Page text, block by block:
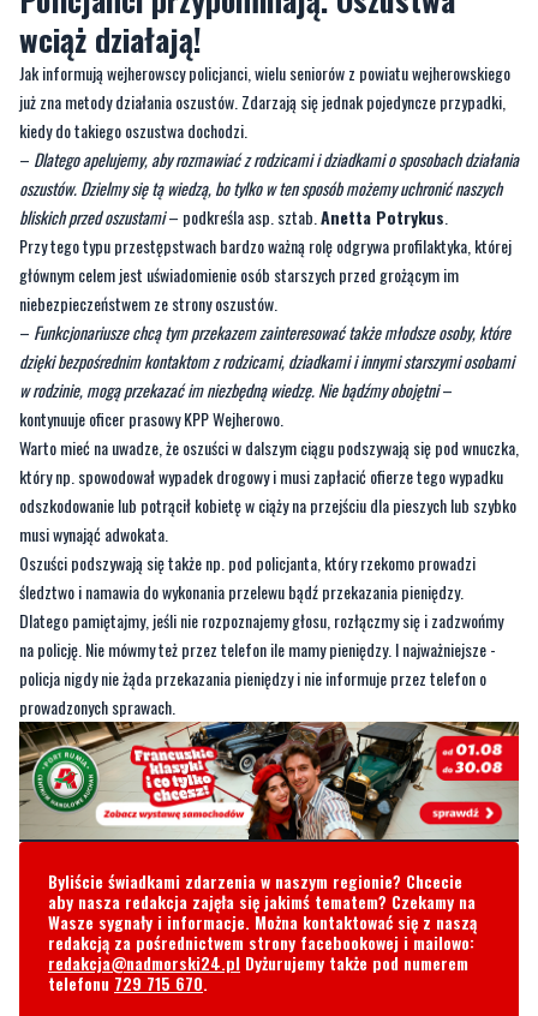
już zna metody działania oszustów. Zdarzają się jednak pojedyncze przypadki,
kiedy do takiego oszustwa dochodzi.
–Dlatego apelujemy, aby rozmawiać z rodzicami i dziadkami o sposobach działania
oszustów. Dzielmy się tą wiedzą, bo tylko w ten sposób możemy uchronić naszych
bliskich przed oszustami– podkreśla asp. sztab.
Przy tego typu przestępstwach bardzo ważną rolę odgrywa profilaktyka, której
głównym celem jest uświadomienie osób starszych przed grożącym im
niebezpieczeństwem ze strony oszustów.
–Funkcjonariusze chcą tym przekazem zainteresować także młodsze osoby, które
dzięki bezpośrednim kontaktom z rodzicami, dziadkami i innymi starszymi osobami
w rodzinie, mogą przekazać im niezbędną wiedzę. Nie bądźmy obojętni
kontynuuje oficer prasowy KPP Wejherowo.
Warto mieć na uwadze, że oszuści w dalszym ciągu podszywają się pod wnuczka,
który np. spowodował wypadek drogowy i musi zapłacić ofierze tego wypadku
odszkodowanie lub potrącił kobietę w ciąży na przejściu dla pieszych lub szybko
musi wynająć adwokata.
Oszuści podszywają się także np. pod policjanta, który rzekomo prowadzi
śledztwo i namawia do wykonania przelewu bądź przekazania pieniędzy.
Dlatego pamiętajmy, jeśli nie rozpoznajemy głosu, rozłączmy się i zadzwońmy
na policję. Nie mówmy też przez telefon ile mamy pieniędzy. I najważniejsze -
policja nigdy nie żąda przekazania pieniędzy i nie informuje przez telefon o
prowadzonych sprawach.
Byliście świadkami zdarzenia w naszym regionie? Chcecie
aby nasza redakcja zajęła się jakimś tematem? Czekamy na
Wasze sygnały i informacje. Można kontaktować się z naszą
redakcja@nadmorski24.plDyżurujemy także pod numerem
telefonu729 715 670.
Komentarze